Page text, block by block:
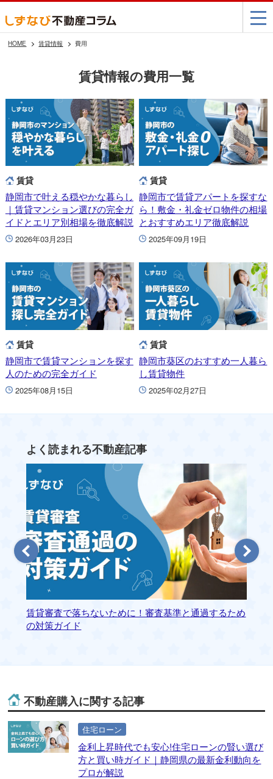
HOME 賃貸情報 費用
賃貸情報の費用一覧
賃貸
静岡市で叶える穏やかな暮らし
｜賃貸マンション選びの完全ガ
イドとエリア別相場を徹底解説
2026年03月23日
賃貸
静岡市で賃貸アパートを探すな
ら！敷金・礼金ゼロ物件の相場
とおすすめエリア徹底解説
2025年09月19日
賃貸
静岡市で賃貸マンションを探す
人のための完全ガイド
2025年08月15日
賃貸
静岡市葵区のおすすめ一人暮ら
し賃貸物件
2025年02月27日
よく読まれる不動産記事
賃貸審査で落ちないために！審査基準と通過するため
の対策ガイド
不動産購入に関する記事
住宅ローン
金利上昇時代でも安心!住宅ローンの賢い選び
方と買い時ガイド｜静岡県の最新金利動向を
プロが解説